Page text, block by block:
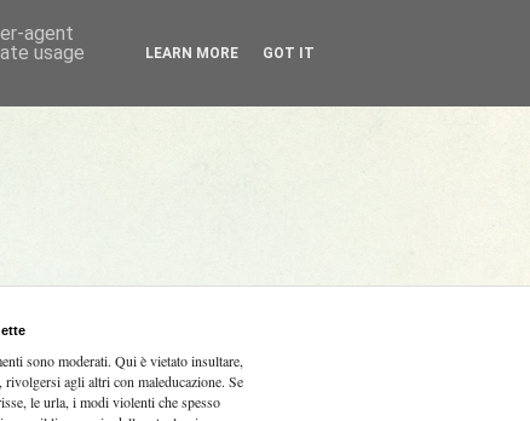
sono moderati. Qui è vietato insultare,
rivolgersi agli altri con maleducazione. Se
le urla, i modi violenti che spesso
agent
usage
LEARN MORE GOT IT